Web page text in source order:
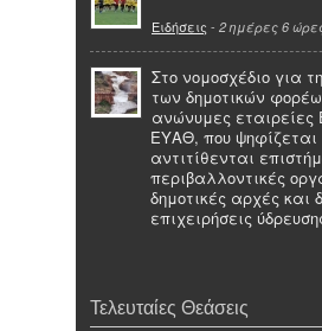
Ειδήσεις - 2 ημέρες 6
Στο νομοσχέδιο για
των δημοτικών
ανώνυμες εταιρείες
ΕΥΑΘ, που
αντιτίθενται
περιβαλλοντικές
δημοτικές αρχές και
επιχειρήσεις
Τελευταίες Θεάσεις